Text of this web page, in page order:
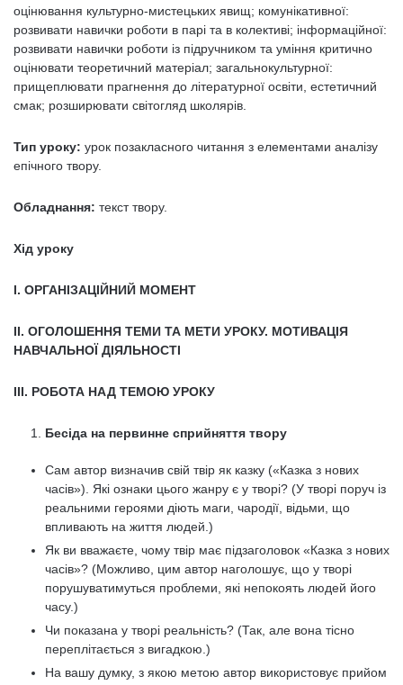
оцінювання культурно-мистецьких явищ; комунікативної:
розвивати навички роботи в парі та в колективі; інформаційної:
розвивати навички роботи із підручником та уміння критично
оцінювати теоретичний матеріал; загальнокультурної:
прищеплювати прагнення до літературної освіти, естетичний
смак; розширювати світогляд школярів.
Тип уроку: урок позакласного читання з елементами аналізу
епічного твору.
Обладнання: текст твору.
Хід уроку
І. ОРГАНІЗАЦІЙНИЙ МОМЕНТ
ІІ. ОГОЛОШЕННЯ ТЕМИ ТА МЕТИ УРОКУ. МОТИВАЦІЯ
НАВЧАЛЬНОЇ ДІЯЛЬНОСТІ
ІІІ. РОБОТА НАД ТЕМОЮ УРОКУ
Бесіда на первинне сприйняття твору
Сам автор визначив свій твір як казку («Казка з нових
часів»). Які ознаки цього жанру є у творі? (У творі поруч із
реальними героями діють маги, чародії, відьми, що
впливають на життя людей.)
Як ви вважаєте, чому твір має підзаголовок «Казка з нових
часів»? (Можливо, цим автор наголошує, що у творі
порушуватимуться проблеми, які непокоять людей його
часу.)
Чи показана у творі реальність? (Так, але вона тісно
переплітається з вигадкою.)
На вашу думку, з якою метою автор використовує прийом